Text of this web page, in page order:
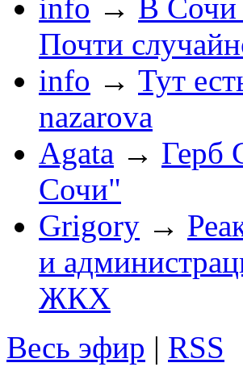
info → В Сочи
Почти
info → Тут
nazarova
Agata → Герб
Сочи"
Grigory →
и
ЖКХ
Весь эфир | RSS